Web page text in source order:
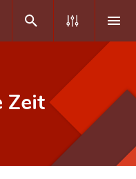
Zeit